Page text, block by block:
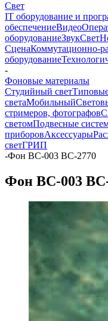
Свет
IT оборудование и
обеспечениеВидео
оборудованиеЗвукСвет
СценаКоммутационно-
оборудование
-
Фоновые материалы
Студийный свет
светаМобильный
стримеров, фотографов
светомПодвесные
приборовАксессуары
светГРИП
-Фон BC-003 ВС-2770
Фон BC-003